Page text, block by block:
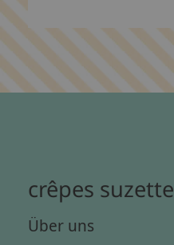
crêpes suzette
Über uns